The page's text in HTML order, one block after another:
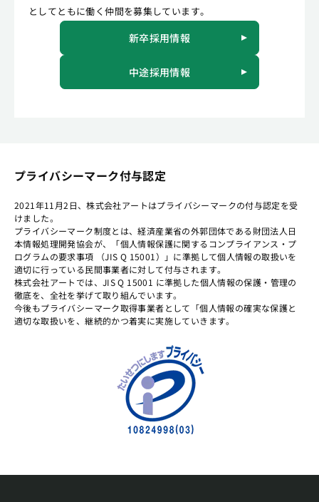
としてともに働く仲間を募集しています。
新卒採用情報
中途採用情報
プライバシーマーク付与認定
2021年11月2日、株式会社アートはプライバシーマークの付与認定を受
けました。
プライバシーマーク制度とは、経済産業省の外郭団体である財団法人日
本情報処理開発協会が、「個人情報保護に関するコンプライアンス・プ
ログラムの要求事項 （JIS Q 15001）」に準拠して個人情報の取扱いを
適切に行っている民間事業者に対して付与されます。
株式会社アートでは、JIS Q 15001 に準拠した個人情報の保護・管理の
徹底を、全社を挙げて取り組んでいます。
今後もプライバシーマーク取得事業者として「個人情報の確実な保護と
適切な取扱いを、継続的かつ着実に実施していきます。